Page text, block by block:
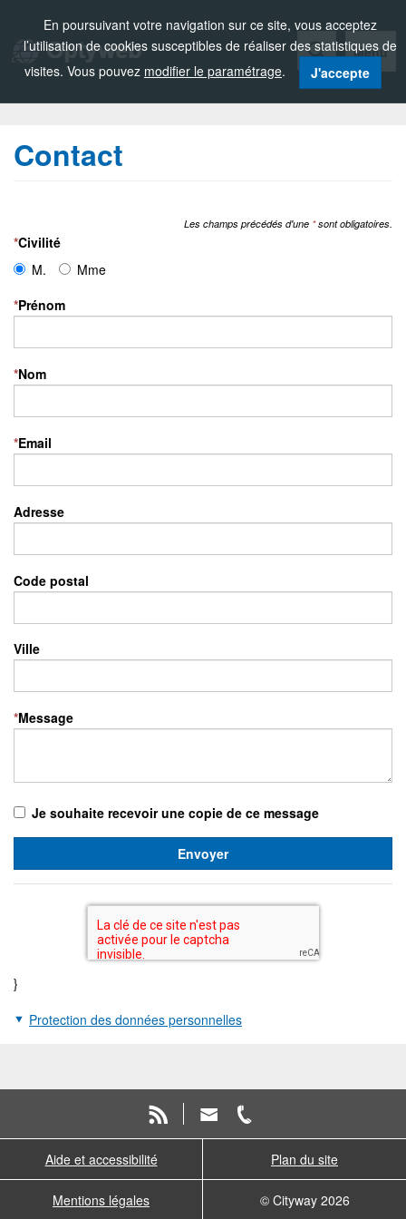
En poursuivant votre navigation sur ce site, vous acceptez
l’utilisation de cookies susceptibles de réaliser des statistiques de
visites. Vous pouvez modifier le paramétrage. J'accepte
Menu
Contact
Les champs précédés d'une *sont obligatoires.
*Civilité
M.
Mme
*Prénom
*Nom
*Email
Adresse
Code postal
Ville
*Message
Je souhaite recevoir une copie de ce message
Envoyer
valider
formulaire
}
Protection des données personnelles
Aide et accessibilité Plan du site
Mentions légales © Cityway 2026